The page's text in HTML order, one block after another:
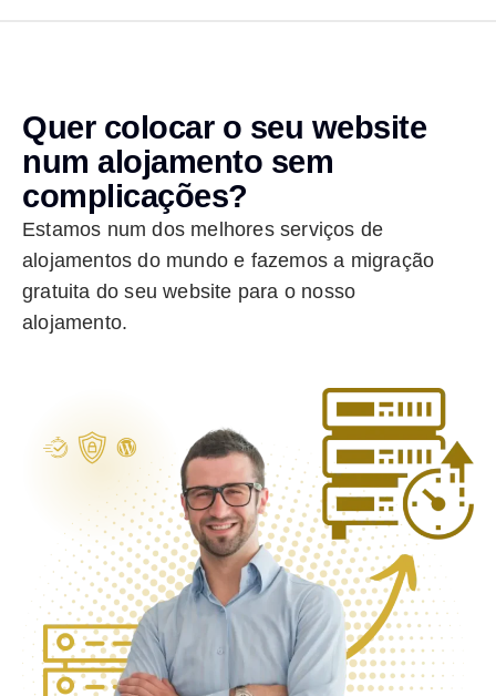
Quer colocar o seu website
num alojamento sem
complicações?
Estamos num dos melhores serviços de
alojamentos do mundo e fazemos a migração
gratuita do seu website para o nosso
alojamento.